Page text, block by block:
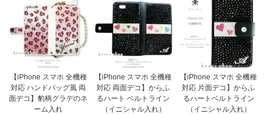
【iPhone スマホ 全機種
対応 ハンドバッグ風 両
面デコ】豹柄グラデのネ
ーム入れ
【iPhone スマホ 全機種
対応 両面デコ】からふ
るハート ベルトライン
（イニシャル入れ）
【iPhone スマホ 全機種
対応 片面デコ】からふ
るハートベルトライン
（イニシャル入れ）